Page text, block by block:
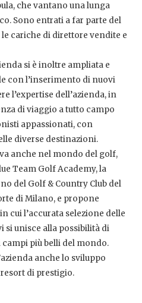
che vantano una lunga
Sono entrati a far parte del
cariche di direttore vendite e
si è inoltre ampliata e
con l’inserimento di nuovi
l’expertise dell’azienda, in
di viaggio a tutto campo
appassionati, con
diverse destinazioni.
anche nel mondo del golf,
Team Golf Academy, la
del Golf & Country Club del
di Milano, e propone
cui l’accurata selezione delle
si unisce alla possibilità di
più belli del mondo.
anche lo sviluppo
resort di prestigio.